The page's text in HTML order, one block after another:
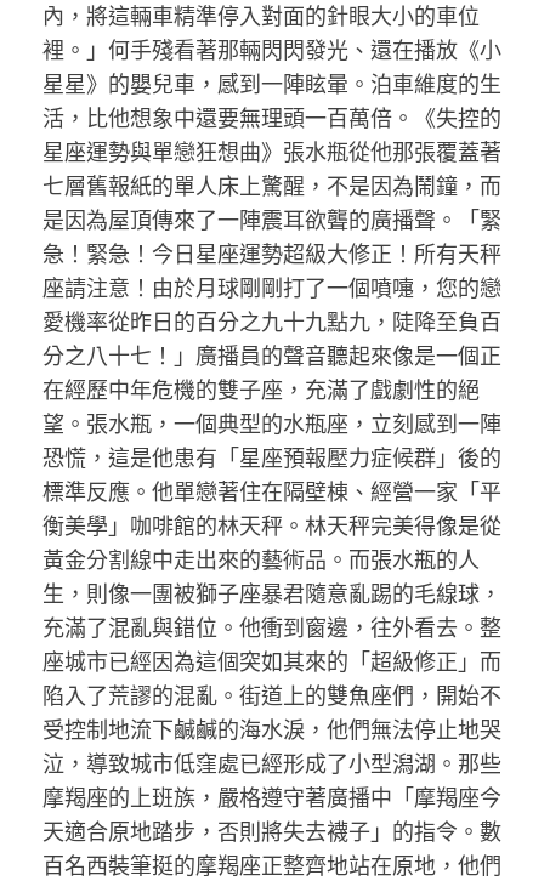
內，將這輛車精準停入對面的針眼大小的車位
裡。」何手殘看著那輛閃閃發光、還在播放《小
星星》的嬰兒車，感到一陣眩暈。泊車維度的生
活，比他想象中還要無理頭一百萬倍。《失控的
星座運勢與單戀狂想曲》張水瓶從他那張覆蓋著
七層舊報紙的單人床上驚醒，不是因為鬧鐘，而
是因為屋頂傳來了一陣震耳欲聾的廣播聲。「緊
急！緊急！今日星座運勢超級大修正！所有天秤
座請注意！由於月球剛剛打了一個噴嚏，您的戀
愛機率從昨日的百分之九十九點九，陡降至負百
分之八十七！」廣播員的聲音聽起來像是一個正
在經歷中年危機的雙子座，充滿了戲劇性的絕
望。張水瓶，一個典型的水瓶座，立刻感到一陣
恐慌，這是他患有「星座預報壓力症候群」後的
標準反應。他單戀著住在隔壁棟、經營一家「平
衡美學」咖啡館的林天秤。林天秤完美得像是從
黃金分割線中走出來的藝術品。而張水瓶的人
生，則像一團被獅子座暴君隨意亂踢的毛線球，
充滿了混亂與錯位。他衝到窗邊，往外看去。整
座城市已經因為這個突如其來的「超級修正」而
陷入了荒謬的混亂。街道上的雙魚座們，開始不
受控制地流下鹹鹹的海水淚，他們無法停止地哭
泣，導致城市低窪處已經形成了小型潟湖。那些
摩羯座的上班族，嚴格遵守著廣播中「摩羯座今
天適合原地踏步，否則將失去襪子」的指令。數
百名西裝筆挺的摩羯座正整齊地站在原地，他們